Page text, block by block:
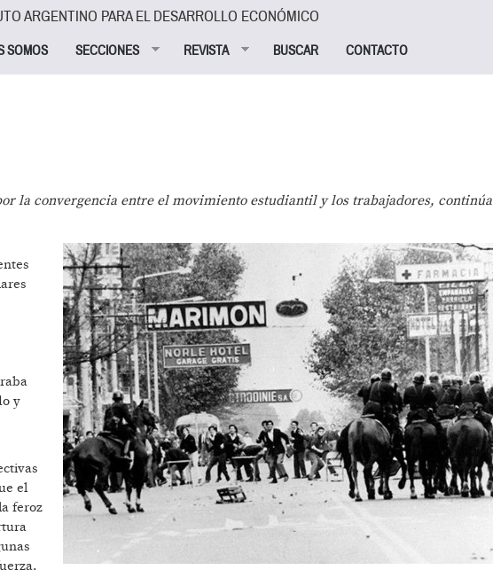
ARGENTINO PARA EL DESARROLLO ECONÓMICO
SOMOS SECCIONES REVISTA BUSCAR CONTACTO
la convergencia entre el movimiento estudiantil y los trabajadores, continúa
y
el
feroz